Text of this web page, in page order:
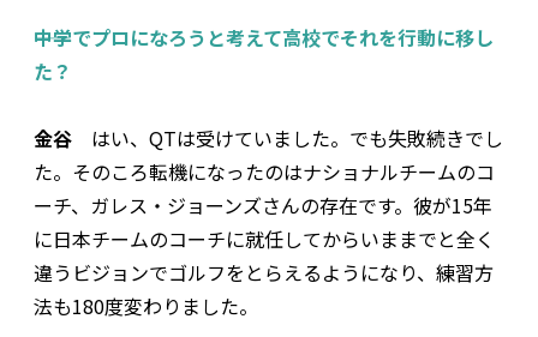
――中学でプロになろうと考えて高校でそれを行動に移し
た？
金谷 はい、QTは受けていました。でも失敗続きでし
た。そのころ転機になったのはナショナルチームのコ
ーチ、ガレス・ジョーンズさんの存在です。彼が15年
に日本チームのコーチに就任してからいままでと全く
違うビジョンでゴルフをとらえるようになり、練習方
法も180度変わりました。